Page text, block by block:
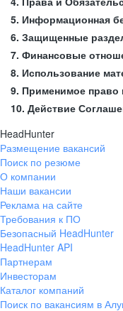
5. Информационная
6. Защищенные
7. Финансовые
8. Использование
9. Применимое право
10. Действие
HeadHunter
Размещение вакансий
Поиск по резюме
О компании
Наши вакансии
Реклама на сайте
Требования к ПО
Безопасный HeadHunter
HeadHunter API
Партнерам
Инвесторам
Каталог компаний
Поиск по вакансиям в